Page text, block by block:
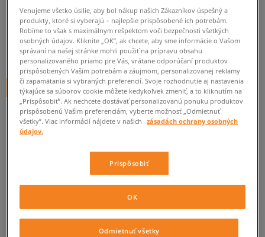
pánske, zimné bundy
0.0(0)
50€ cena s DPH
+ 50 BODOV V SIZEERCLUBE
Informujte ma o dostupnosti
Ak bude položka opäť dostupná, dostanete od nás oznámenie.
Vyberte veľkosť
S
Informovať o
ZISTIŤ DOSTUPNOSŤ V NAŠICH KAMENNÝCH PREDAJNIACH
Venujeme všetko úsilie, aby bol nákup našich Zákazníkov úspešný a
produkty, ktoré si vyberajú – najlepšie prispôsobené ich potrebám.
Robíme to však s maximálnym rešpektom voči bezpečnosti všetkých
osobných údajov. Kliknite „OK”, ak chcete, aby sme informácie o Vašom
správaní na našej stránke mohli použiť na prípravu obsahu
personalizovaného priamo pre Vás, vrátane odporúčaní produktov
prispôsobených Vašim potrebám a záujmom, personalizovanej reklamy
či zapamätania si vybraných preferencií. Svoje rozhodnutie aj nastavenia
týkajúce sa súborov cookie môžete kedykoľvek zmeniť, a to kliknutím na
„Prispôsobiť”. Ak nechcete dostávať personalizovanú ponuku produktov
prispôsobenú Vašim preferenciám, vyberte možnosť „Odmietnuť
všetky”. Viac informácií nájdete v našich
zásadách ochrany osobných
údajov.
Prispôsobiť
Odmietnuť všetky
OK